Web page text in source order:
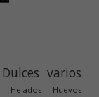
Dulces varios
Helados Huevos